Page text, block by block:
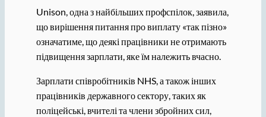
Unison, одна з найбільших профспілок, заявила,
що вирішення питання про виплату «так пізно»
означатиме, що деякі працівники не отримають
підвищення зарплати, яке їм належить вчасно.
Зарплати співробітників NHS, а також інших
працівників державного сектору, таких як
поліцейські, вчителі та члени збройних сил,